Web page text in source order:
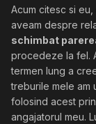
face. Cu cat
intelegeti bine,
diferite
Daca tot
macar folositi
in timp.
oamenii care
avea nevoie
Acum citesc si
aveam despre
schimbat
procedeze la fel.
termen lung a
treburile mele am
folosind acest
angajatorul meu.